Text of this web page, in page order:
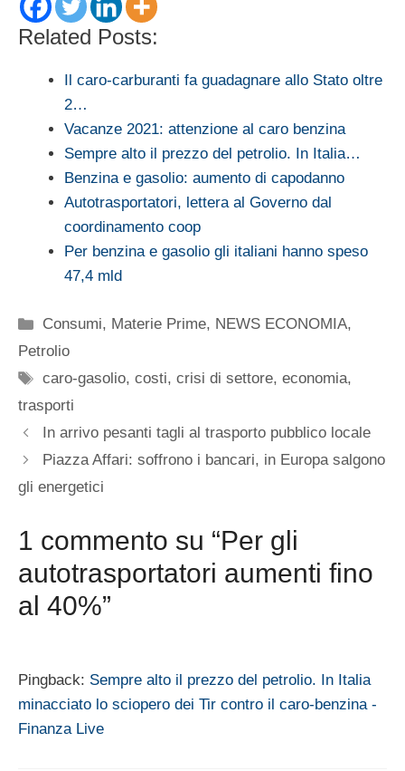
Related Posts:
Il caro-carburanti fa guadagnare allo Stato oltre
2…
Vacanze 2021: attenzione al caro benzina
Sempre alto il prezzo del petrolio. In Italia…
Benzina e gasolio: aumento di capodanno
Autotrasportatori, lettera al Governo dal
coordinamento coop
Per benzina e gasolio gli italiani hanno speso
47,4 mld
Categorie
Consumi, Materie Prime, NEWS ECONOMIA,
Petrolio
Tag
caro-gasolio,costi,crisi di settore,economia,
trasporti
In arrivo pesanti tagli al trasporto pubblico locale
Piazza Affari: soffrono i bancari, in Europa salgono
gli energetici
1 commento su “Per gli
autotrasportatori aumenti fino
al 40%”
Pingback: Sempre alto il prezzo del petrolio. In Italia
minacciato lo sciopero dei Tir contro il caro-benzina -
Finanza Live